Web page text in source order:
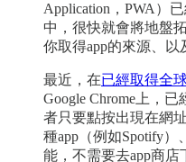
Application，PWA）
中，很快就會將地盤
你取得app的來源、以
最近，在已經取得全
Google Chrome上，
者只要點按出現在網
種app（例如Spotify
能，不需要去app商店